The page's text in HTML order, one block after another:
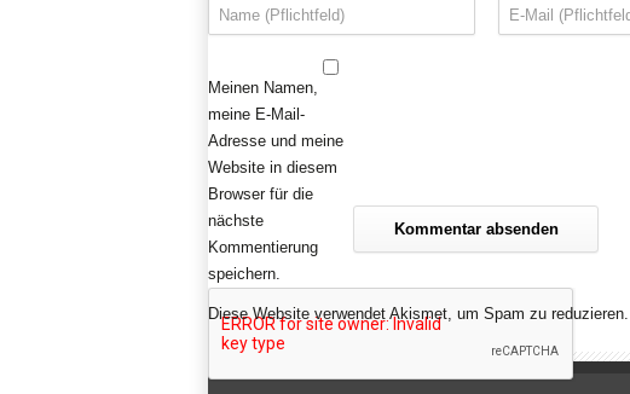
Meinen Namen,
meine E-Mail-
Adresse und meine
Website in diesem
Browser für die
nächste
Kommentierung
speichern.
Diese Website verwendet Akismet, um Spam zu reduzieren.